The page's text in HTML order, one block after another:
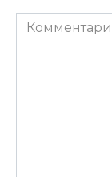
Комментарий